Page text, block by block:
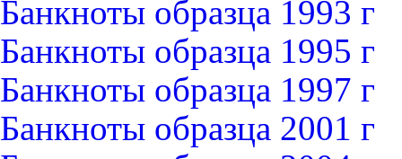
Банкноты образца 1993 г
Банкноты образца 1995 г
Банкноты образца 1997 г
Банкноты образца 2001 г